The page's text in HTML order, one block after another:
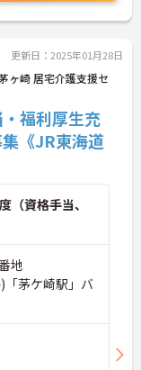
更新日：2025年01月28日
ヶ崎 居宅介護支援セ
・福利厚生充
《JR東海道
（資格手当、
地
「茅ケ崎駅」バ